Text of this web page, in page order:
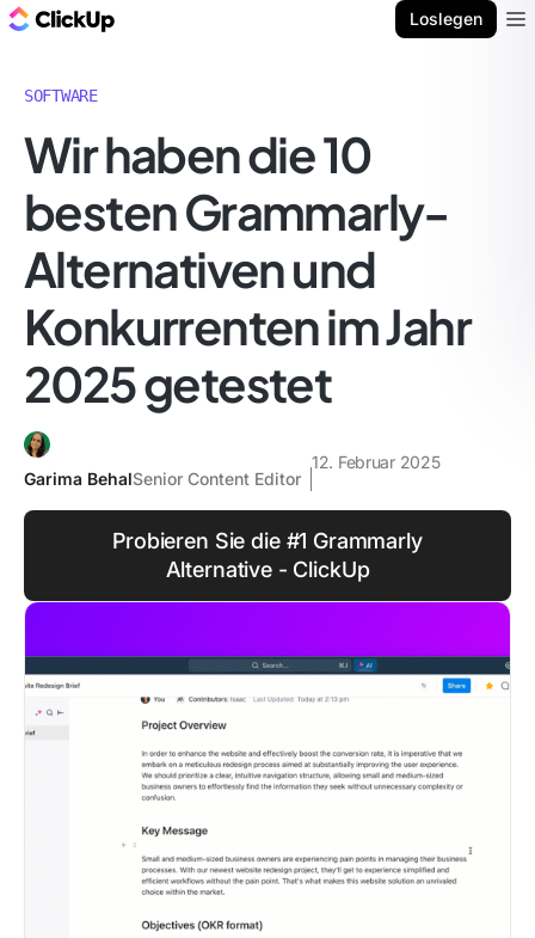
Loslegen
SOFTWARE
Wir haben die 10
besten Grammarly-
Alternativen und
Konkurrenten im Jahr
2025 getestet
Garima BehalSenior Content Editor
12. Februar 2025
Probieren Sie die #1 Grammarly
Alternative - ClickUp